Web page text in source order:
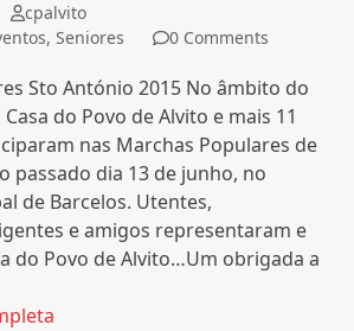
cpalvito
,Seniores 0 Comments
Sto António 2015 No âmbito do
do Povo de Alvito e mais 11
nas Marchas Populares de
passado dia 13 de junho, no
de Barcelos. Utentes,
e amigos representaram e
do Povo de Alvito…Um obrigada a